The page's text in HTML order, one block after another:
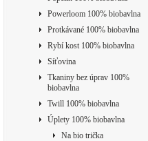
Powerloom 100% biobavlna
Protkávané 100% biobavlna
Rybí kost 100% biobavlna
Síťovina
Tkaniny bez úprav 100%
biobavlna
Twill 100% biobavlna
Úplety 100% biobavlna
Na bio trička